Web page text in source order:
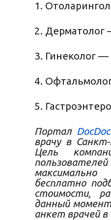
1.
2. Дерматолог
3. Гинеколог
4.
5.
Портал DocDoc
врачу в Санкт-
Цель
бесплатно
стоимости,
данный
анкет врачей в